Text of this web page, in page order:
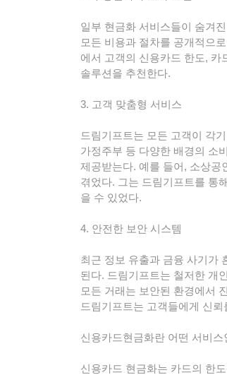
일부 현금화 서비스들이 숨겨
모든 비용과 절차를 공개적으
에서 고객의 신용카드 한도, 카
솔루션을 추천한다.
3. 고객 맞춤형 서비스
드림기프트는 모든 고객이 각
가정주부 등 다양한 배경의 소
제공받는다. 예를 들어, 소상공
겪었다. 그는 드림기프트를 통
을 수 있었다.
4. 안전한 보안 시스템
최근 정보 유출과 금융 사기가
된다. 드림기프트는 철저한 개
모든 거래는 보안된 환경에서
드림기프트는 고객들에게 신
신용카드현금화란 어떤 서비스
신용카드 현금화는 카드의 한